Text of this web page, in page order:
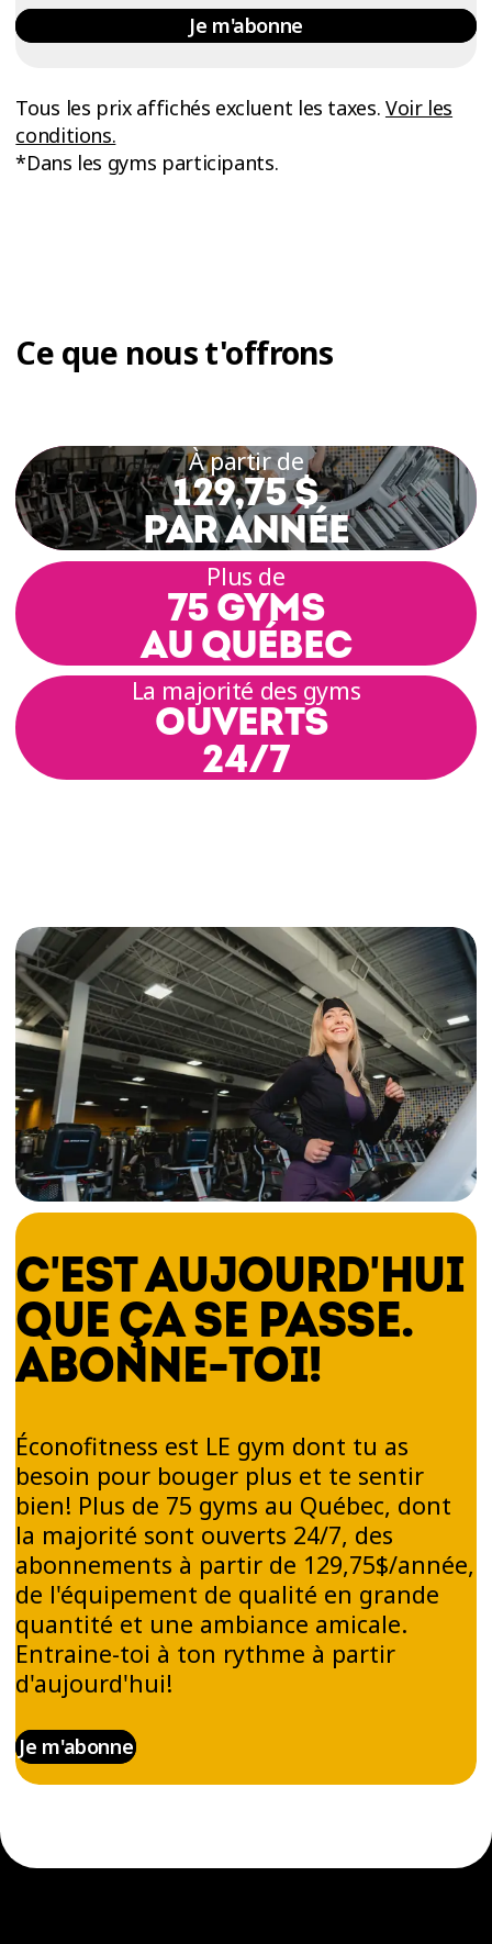
Je m'abonne
Tous les prix affichés excluent les taxes. Voir les
conditions.
*Dans les gyms participants.
Ce que nous t'offrons
À partir de
129,75 $
PAR ANNÉE
Plus de
75 GYMS
AU QUÉBEC
La majorité des gyms
OUVERTS
24/7
C'EST AUJOURD'HUI
QUE ÇA SE PASSE.
ABONNE-TOI!
Éconofitness est LE gym dont tu as
besoin pour bouger plus et te sentir
bien! Plus de 75 gyms au Québec, dont
la majorité sont ouverts 24/7, des
abonnements à partir de 129,75$/année,
de l'équipement de qualité en grande
quantité et une ambiance amicale.
Entraine-toi à ton rythme à partir
d'aujourd'hui!
Je m'abonne